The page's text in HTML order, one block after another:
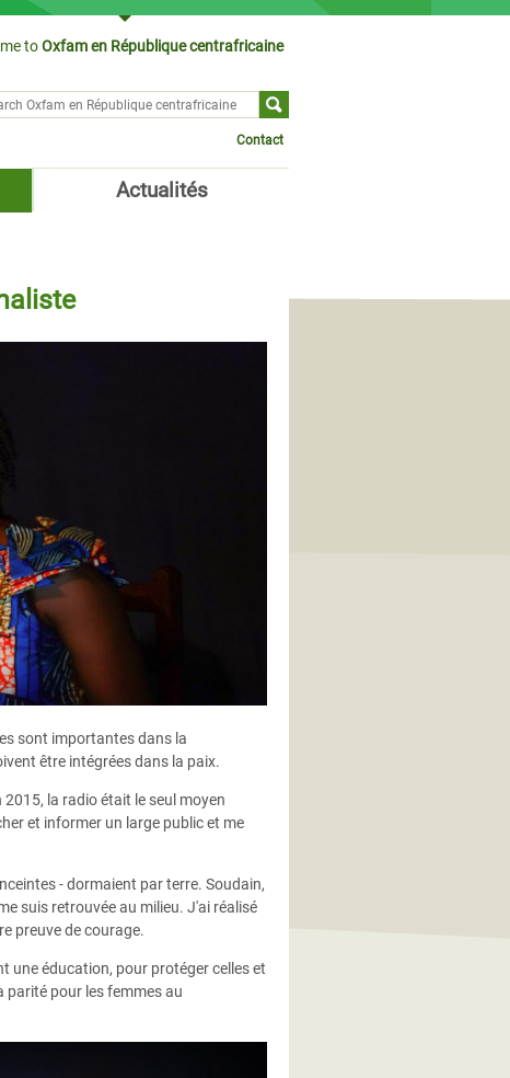
toOxfam en République centrafricaine
Contact
Actualités
sont importantes dans la
être intégrées dans la paix.
la radio était le seul moyen
et informer un large public et me
- dormaient par terre. Soudain,
suis retrouvée au milieu. J'ai réalisé
preuve de courage.
une éducation, pour protéger celles et
parité pour les femmes au